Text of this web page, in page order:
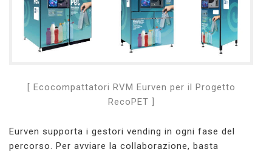
[ Ecocompattatori RVM Eurven per il Progetto
RecoPET ]
Eurven supporta i gestori vending in ogni fase del
percorso. Per avviare la collaborazione, basta